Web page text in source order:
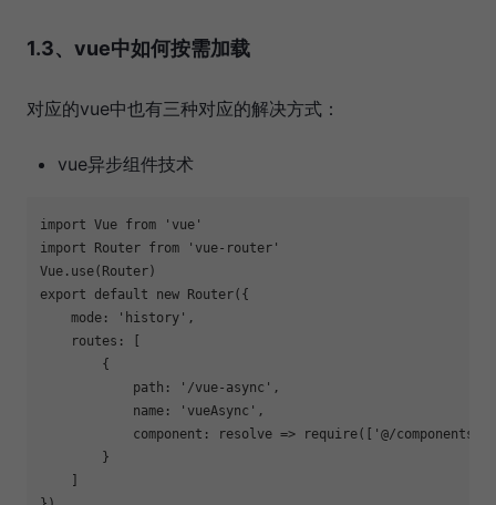
1.3、vue中如何按需加载
对应的vue中也有三种对应的解决方式：
vue异步组件技术
import Vue from
'vue'
import Router from
'vue-router'
export default new Router({
    mode:
'history' ,
    routes: [
        {
            path:
'/vue-async' ,
            name:
'vueAsync' ,
            component: resolve => require([
'@/components/
        }
    ]